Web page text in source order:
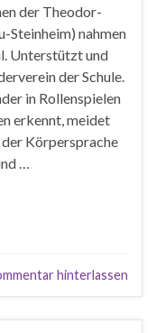
der Theodor-
Steinheim) nahmen
Unterstützt und
der Schule.
in Rollenspielen
erkennt, meidet
Körpersprache
…
hinterlassen